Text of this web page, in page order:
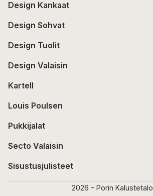
Design Kankaat
Design Sohvat
Design Tuolit
Design Valaisin
Kartell
Louis Poulsen
Pukkijalat
Secto Valaisin
Sisustusjulisteet
2026 - Porin Kalustetalo